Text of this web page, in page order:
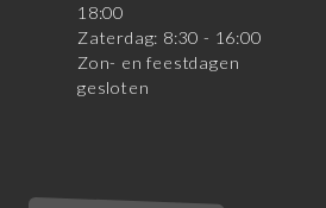
18:00
Zaterdag: 8:30 - 16:00
Zon- en feestdagen
gesloten